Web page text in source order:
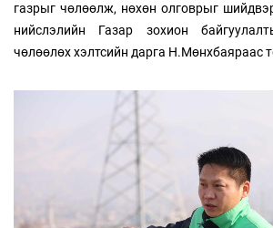
газрыг чөлөөлж, нөхөн олговрыг
нийслэлийн Газар зохион
чөлөөлөх хэлтсийн дарга Н.Мөнхбаяраас